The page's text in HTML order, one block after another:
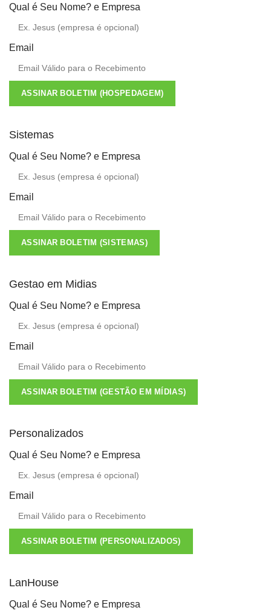
Qual é Seu Nome? e Empresa
Email
ASSINAR BOLETIM (HOSPEDAGEM)
Sistemas
Qual é Seu Nome? e Empresa
Email
ASSINAR BOLETIM (SISTEMAS)
Gestao em Midias
Qual é Seu Nome? e Empresa
Email
ASSINAR BOLETIM (GESTÃO EM MÍDIAS)
Personalizados
Qual é Seu Nome? e Empresa
Email
ASSINAR BOLETIM (PERSONALIZADOS)
LanHouse
Qual é Seu Nome? e Empresa